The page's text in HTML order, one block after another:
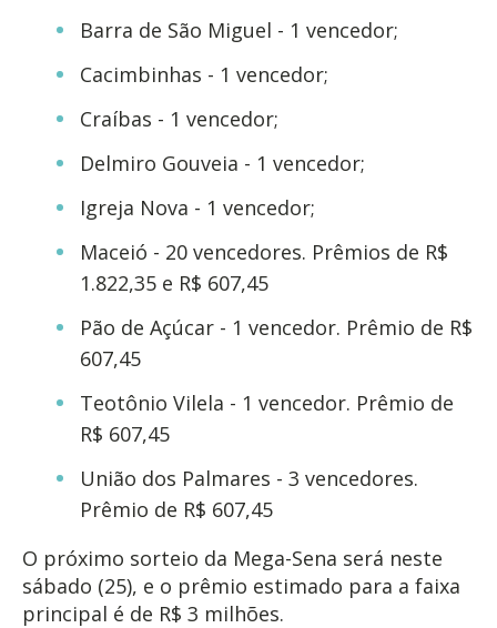
Barra de São Miguel - 1 vencedor;
Cacimbinhas - 1 vencedor;
Craíbas - 1 vencedor;
Delmiro Gouveia - 1 vencedor;
Igreja Nova - 1 vencedor;
Maceió - 20 vencedores. Prêmios de R$
1.822,35 e R$ 607,45
Pão de Açúcar - 1 vencedor. Prêmio de R$
607,45
Teotônio Vilela - 1 vencedor. Prêmio de
R$ 607,45
União dos Palmares - 3 vencedores.
Prêmio de R$ 607,45
O próximo sorteio da Mega-Sena será neste
sábado (25), e o prêmio estimado para a faixa
principal é de R$ 3 milhões.